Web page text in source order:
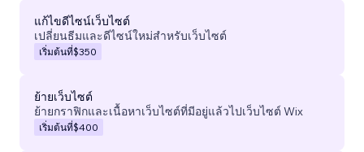
แก้ไขดีไซน์เว็บไซต์
เปลี่ยนธีมและดีไซน์ใหม่สำหรับเว็บไซต์
เริ่มต้นที่$350
ย้ายเว็บไซต์
ย้ายกราฟิกและเนื้อหาเว็บไซต์ที่มีอยู่แล้วไปเว็บไซต์ Wix
เริ่มต้นที่$400